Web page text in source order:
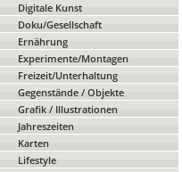
Digitale Kunst
Doku/Gesellschaft
Ernährung
Experimente/Montagen
Freizeit/Unterhaltung
Gegenstände / Objekte
Grafik / Illustrationen
Jahreszeiten
Karten
Lifestyle